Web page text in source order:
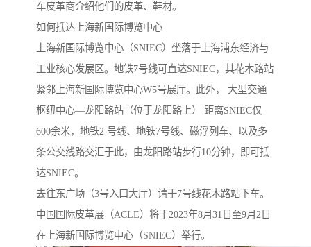
车皮革商介绍他们的皮革、鞋材。
如何抵达上海新国际博览中心
上海新国际博览中心（SNIEC）坐落于上海浦东经济与
工业核心发展区。地铁7号线可直达SNIEC，其花木路站
紧邻上海新国际博览中心W5号展厅。此外， 大型交通
枢纽中心—龙阳路站（位于龙阳路上） 距离SNIEC仅
600余米，地铁2 号线、地铁7号线、磁浮列车、以及多
条公交线路交汇于此，由龙阳路站步行10分钟，即可抵
达SNIEC。
去往东广场（3号入口大厅）请于7号线花木路站下车。
中国国际皮革展（ACLE）将于2023年8月31日至9月2日
在上海新国际博览中心（SNIEC）举行。